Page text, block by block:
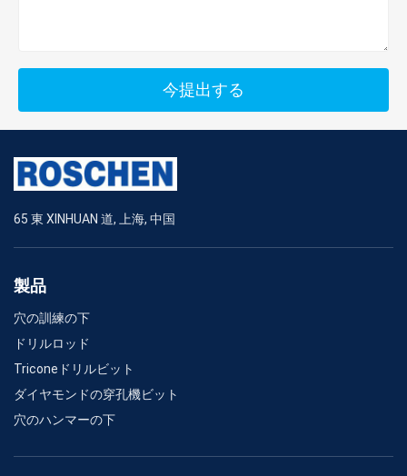
今提出する
65 東 XINHUAN 道, 上海, 中国
製品
穴の訓練の下
ドリルロッド
Triconeドリルビット
ダイヤモンドの穿孔機ビット
穴のハンマーの下